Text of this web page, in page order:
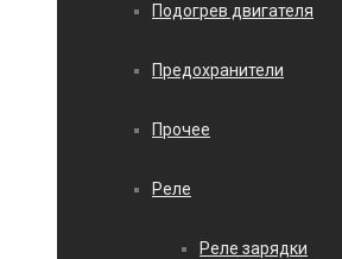
Подогрев двигателя
Предохранители
Прочее
Реле
Реле зарядки